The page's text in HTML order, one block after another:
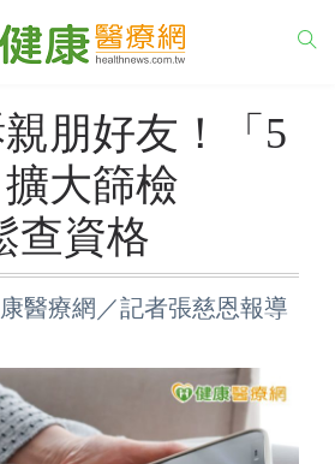
朋好友！「5
擴大篩檢
查資格
醫療網／記者張慈恩報導